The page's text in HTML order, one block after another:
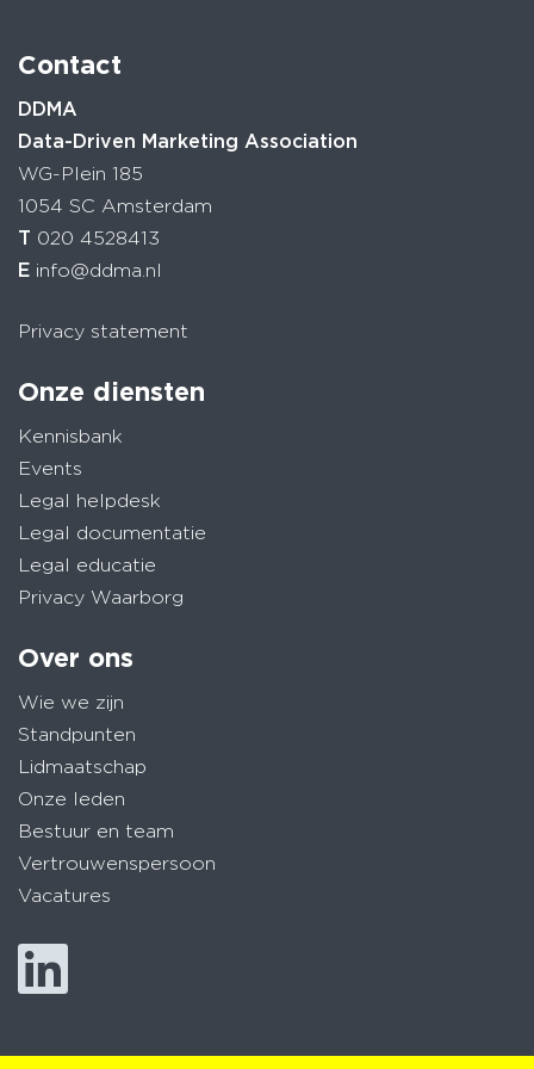
Contact
DDMA
Data-Driven Marketing Association
WG-Plein 185
1054 SC Amsterdam
T 020 4528413
E info@ddma.nl
Privacy statement
Onze diensten
Kennisbank
Events
Legal helpdesk
Legal documentatie
Legal educatie
Privacy Waarborg
Over ons
Wie we zijn
Standpunten
Lidmaatschap
Onze leden
Bestuur en team
Vertrouwenspersoon
Vacatures